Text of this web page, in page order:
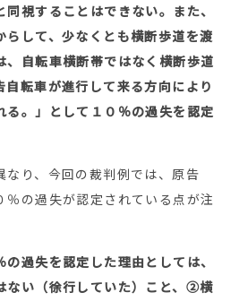
視することはできない。また、
らして、少なくとも横断歩道を渡
、自転車横断帯ではなく横断歩道
転車が進行して来る方向により
る。」として１０％の過失を認定
なり、今回の裁判例では、原告
％の過失が認定されている点が注
過失を認定した理由としては、
い（徐行していた）こと、②横